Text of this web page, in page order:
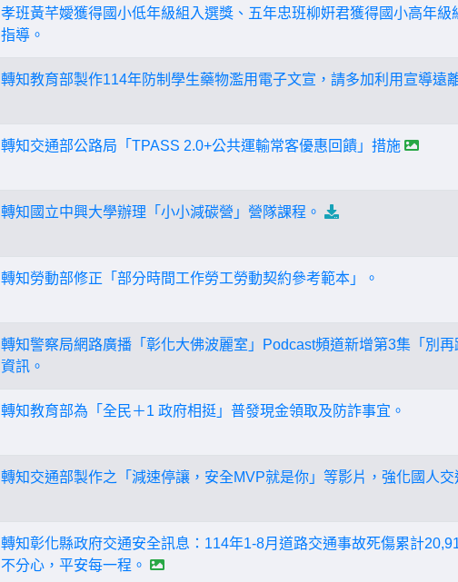
孝班黃芊嬡獲得國小低年級組入選獎、五年忠班柳姸君獲得國小高年
指導。
轉知教育部製作114年防制學生藥物濫用電子文宣，請多加利用宣導遠
轉知交通部公路局「TPASS 2.0+公共運輸常客優惠回饋」措施
轉知國立中興大學辦理「小小減碳營」營隊課程。
轉知勞動部修正「部分時間工作勞工勞動契約參考範本」。
轉知警察局網路廣播「彰化大佛波麗室」Podcast頻道新增第3集「別
資訊。
轉知教育部為「全民＋1 政府相挺」普發現金領取及防詐事宜。
轉知交通部製作之「減速停讓，安全MVP就是你」等影片，強化國人交
轉知彰化縣政府交通安全訊息：114年1-8月道路交通事故死傷累計
不分心，平安每一程。